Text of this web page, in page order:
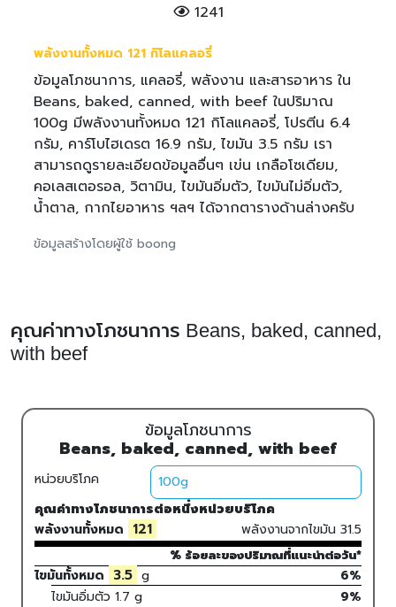
1241
พลังงานทั้งหมด 121 กิโลแคลอรี่
ข้อมูลโภชนาการ, แคลอรี่, พลังงาน และสารอาหาร ใน
Beans, baked, canned, with beef ในปริมาณ
100g มีพลังงานทั้งหมด 121 กิโลแคลอรี่, โปรตีน 6.4
กรัม, คาร์โบไฮเดรต 16.9 กรัม, ไขมัน 3.5 กรัม เรา
สามารถดูรายละเอียดข้อมูลอื่นๆ เข่น เกลือโซเดียม,
คอเลสเตอรอล, วิตามิน, ไขมันอิ่มตัว, ไขมันไม่อิ่มตัว,
น้ำตาล, กากไยอาหาร ฯลฯ ได้จากตารางด้านล่างครับ
ข้อมูลสร้างโดยผู้ใช้ boong
คุณค่าทางโภชนาการ Beans, baked, canned,
with beef
ข้อมูลโภชนาการ
Beans, baked, canned, with beef
หน่วยบริโภค
คุณค่าทางโภชนาการต่อหนึ่งหน่วยบริโภค
พลังงานทั้งหมด 121 พลังงานจากไขมัน 31.5
% ร้อยละของปริมาณที่แนะนำต่อวัน*
ไขมันทั้งหมด 3.5 g
6%
ไขมันอิ่มตัว 1.7 g 9%